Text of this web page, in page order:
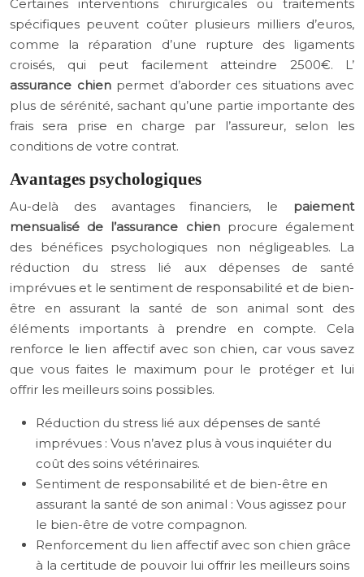
Certaines interventions chirurgicales ou traitements
spécifiques peuvent coûter plusieurs milliers d’euros,
comme la réparation d’une rupture des ligaments
croisés, qui peut facilement atteindre 2500€. L’
assurance chien permet d’aborder ces situations avec
plus de sérénité, sachant qu’une partie importante des
frais sera prise en charge par l’assureur, selon les
conditions de votre contrat.
Avantages psychologiques
Au-delà des avantages financiers, le paiement
mensualisé de l’assurance chien procure également
des bénéfices psychologiques non négligeables. La
réduction du stress lié aux dépenses de santé
imprévues et le sentiment de responsabilité et de bien-
être en assurant la santé de son animal sont des
éléments importants à prendre en compte. Cela
renforce le lien affectif avec son chien, car vous savez
que vous faites le maximum pour le protéger et lui
offrir les meilleurs soins possibles.
Réduction du stress lié aux dépenses de santé
imprévues : Vous n’avez plus à vous inquiéter du
coût des soins vétérinaires.
Sentiment de responsabilité et de bien-être en
assurant la santé de son animal : Vous agissez pour
le bien-être de votre compagnon.
Renforcement du lien affectif avec son chien grâce
à la certitude de pouvoir lui offrir les meilleurs soins